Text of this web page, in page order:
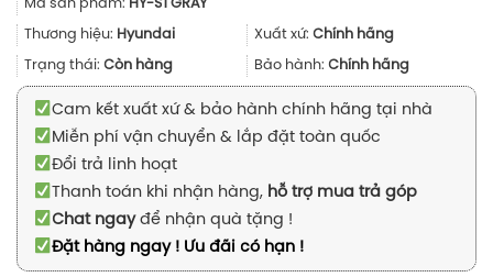
là:
800.000₫.là:
720.000₫.
Mã sản phẩm: HY-S1 GRAY
Thương hiệu: Hyundai Xuất xứ: Chính hãng
Trạng thái: Còn hàng Bảo hành: Chính hãng
Cam kết xuất xứ & bảo hành chính hãng tại nhà
Miễn phí vận chuyển & lắp đặt toàn quốc
Đổi trả linh hoạt
Thanh toán khi nhận hàng, hỗ trợ mua trả góp
Chat ngayđể nhận quà tặng !
Đặt hàng ngay ! Ưu đãi có hạn !